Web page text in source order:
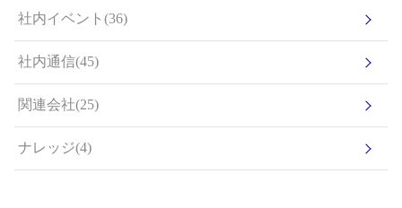
社内イベント(36)
社内通信(45)
関連会社(25)
ナレッジ(4)